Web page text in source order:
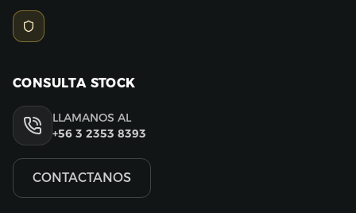
CONSULTA STOCK
LLAMANOS AL
+56 3 2353 8393
CONTACTANOS